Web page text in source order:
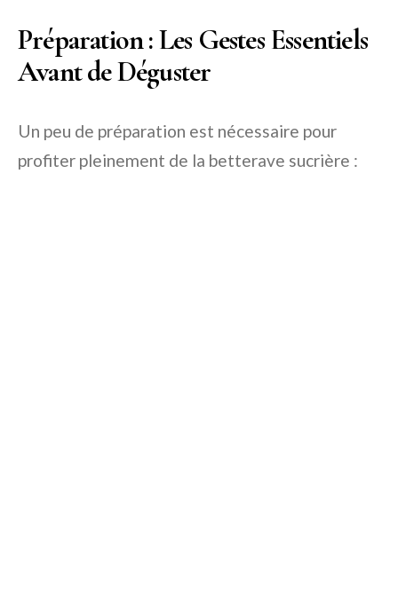
Préparation : Les Gestes Essentiels
Avant de Déguster
Un peu de préparation est nécessaire pour
profiter pleinement de la betterave sucrière :